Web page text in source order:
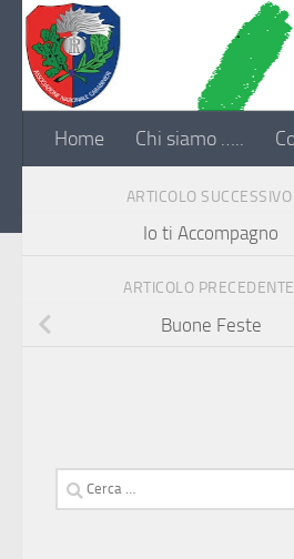
Salta al contenuto
Home Chi siamo …..
ARTICOLO SUCCESSIVO
Io ti Accompagno
ARTICOLO PRECEDENTE
Buone Feste
Ricerca
per: